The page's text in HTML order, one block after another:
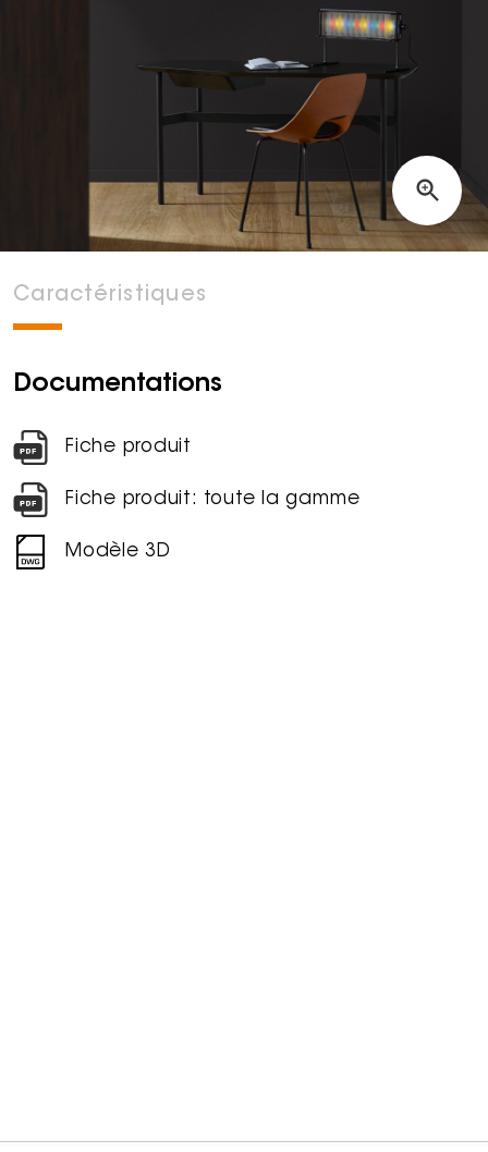
Caractéristiques
Documentations
Fiche produit
Fiche produit: toute la gamme
Modèle 3D